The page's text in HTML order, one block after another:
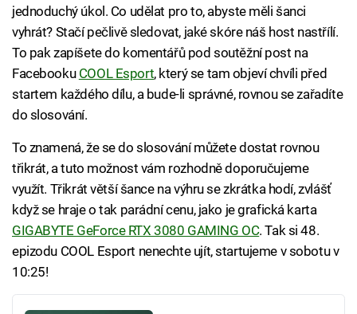
jednoduchý úkol. Co udělat pro to, abyste měli šanci
vyhrát? Stačí pečlivě sledovat, jaké skóre náš host nastřílí.
To pak zapíšete do komentářů pod soutěžní post na
Facebooku COOL Esport, který se tam objeví chvíli před
startem každého dílu, a bude-li správné, rovnou se zařadíte
do slosování.
To znamená, že se do slosování můžete dostat rovnou
třikrát, a tuto možnost vám rozhodně doporučujeme
využít. Třikrát větší šance na výhru se zkrátka hodí, zvlášť
když se hraje o tak parádní cenu, jako je grafická karta
GIGABYTE GeForce RTX 3080 GAMING OC. Tak si 48.
epizodu COOL Esport nenechte ujít, startujeme v sobotu v
10:25!